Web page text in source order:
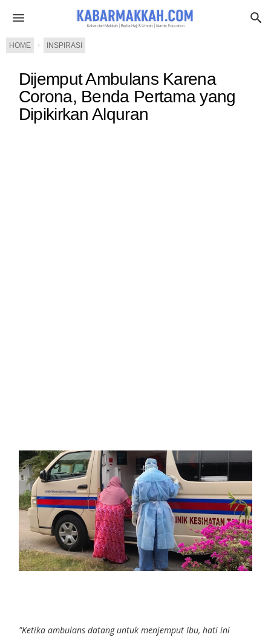
HOME › INSPIRASI
Dijemput Ambulans Karena
Corona, Benda Pertama yang
Dipikirkan Alquran
"Ketika ambulans datang untuk menjemput Ibu, hati ini